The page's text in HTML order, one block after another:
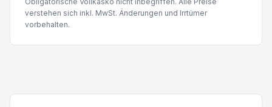
verstehen sich inkl. MwSt. Änderungen und Irrtümer
vorbehalten.